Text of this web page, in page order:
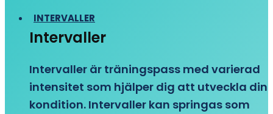
INTERVALLER
Intervaller
Intervaller är träningspass med varierad
intensitet som hjälper dig att utveckla din
kondition. Intervaller kan springas som